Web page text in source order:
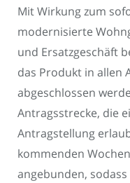
Mit Wirkung zum
modernisierte
und Ersatzgeschäft
das Produkt in allen
abgeschlossen
Antragsstrecke, die
Antragstellung
kommenden
angebunden,